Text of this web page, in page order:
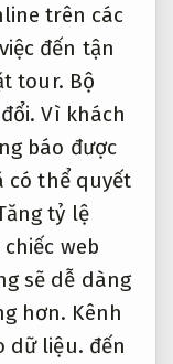
trên các
đến tận
tour. Bộ
Vì khách
báo được
có thể quyết
tỷ lệ
web
sẽ dễ dàng
hơn. Kênh
dữ liệu. đến